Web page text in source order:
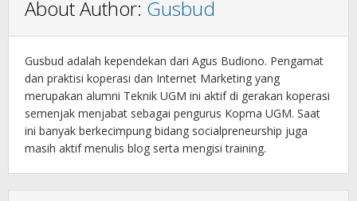
About Author: Gusbud
Gusbud adalah kependekan dari Agus Budiono. Pengamat
dan praktisi koperasi dan Internet Marketing yang
merupakan alumni Teknik UGM ini aktif di gerakan koperasi
semenjak menjabat sebagai pengurus Kopma UGM. Saat
ini banyak berkecimpung bidang socialpreneurship juga
masih aktif menulis blog serta mengisi training.